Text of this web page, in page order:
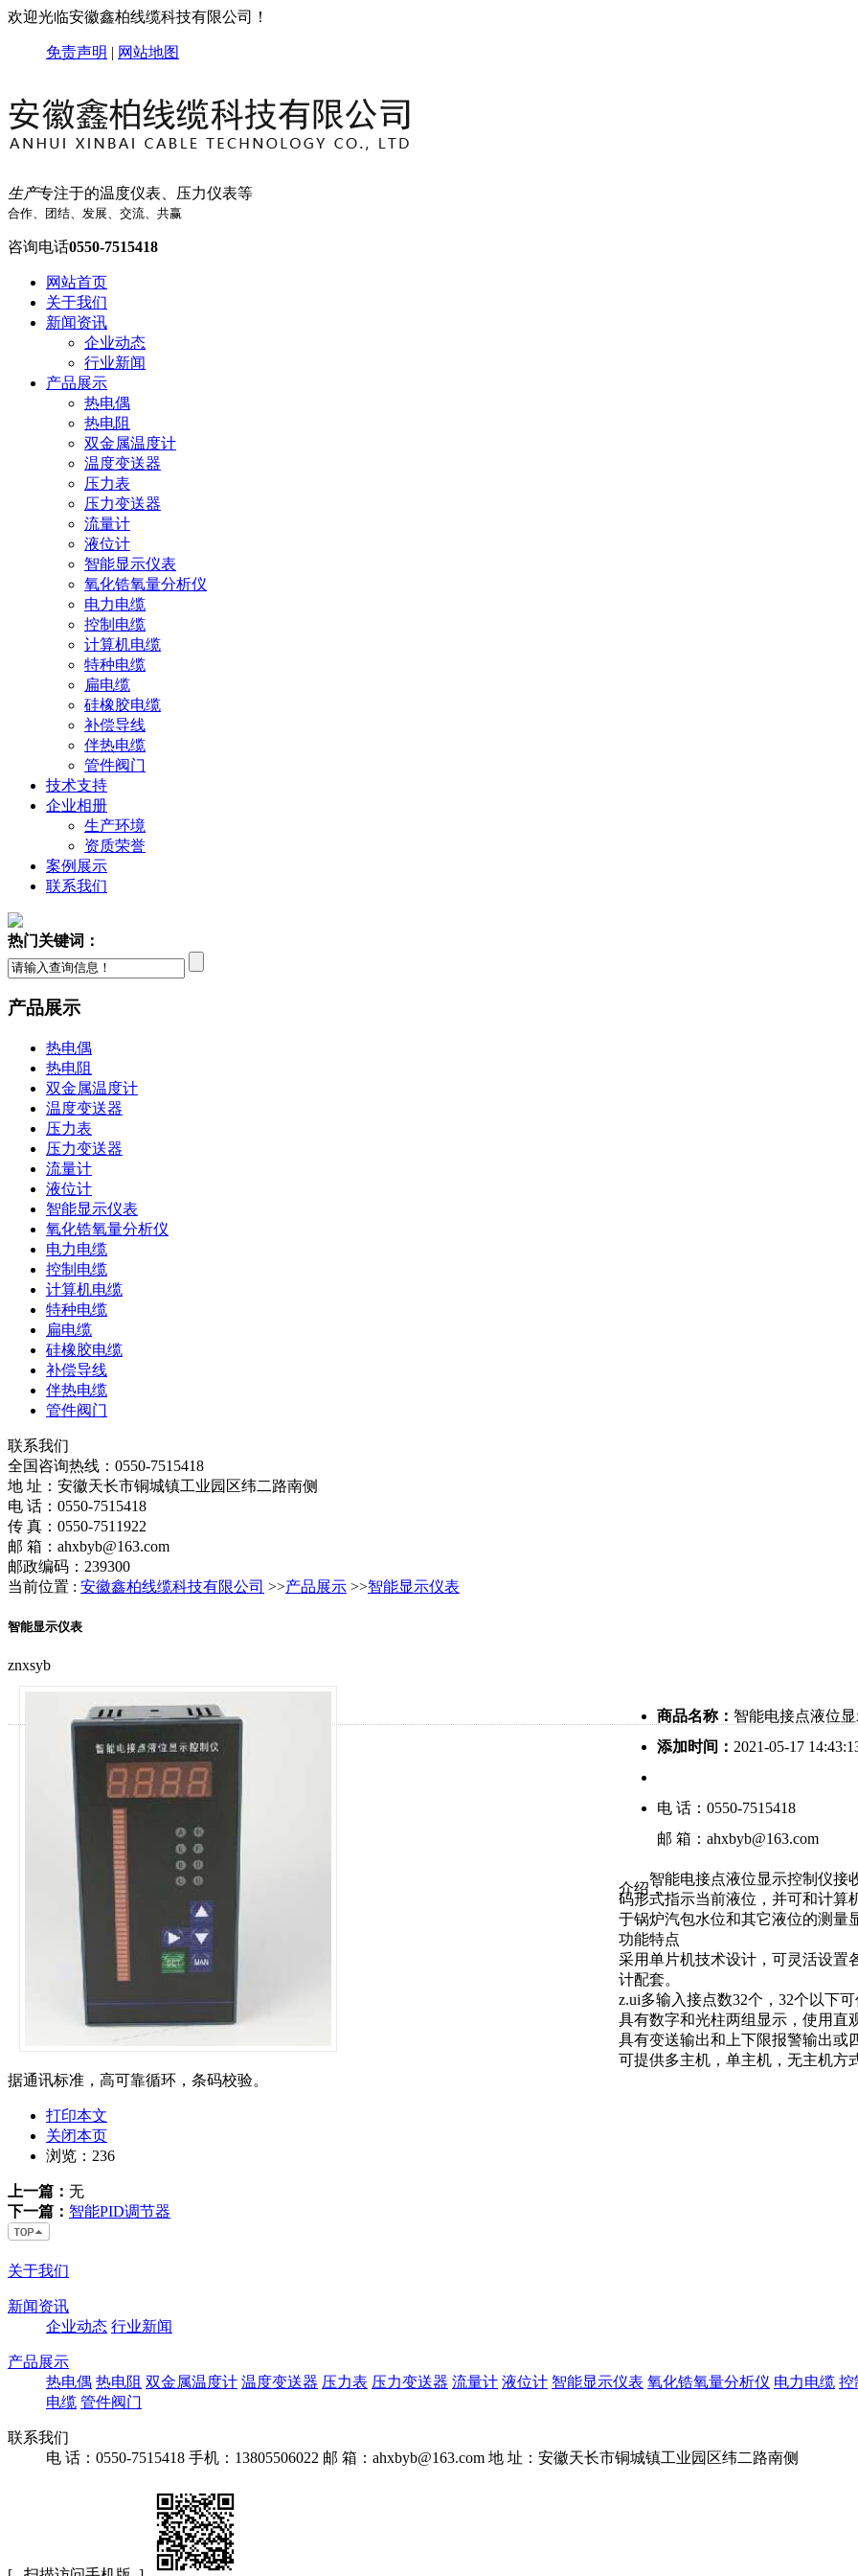
欢迎光临安徽鑫柏线缆科技有限公司！
免责声明 | 网站地图
生产专注于的温度仪表、压力仪表等
合作、团结、发展、交流、共赢
咨询电话0550-7515418
网站首页
关于我们
新闻资讯
企业动态
行业新闻
产品展示
热电偶
热电阻
双金属温度计
温度变送器
压力表
压力变送器
流量计
液位计
智能显示仪表
氧化锆氧量分析仪
电力电缆
控制电缆
计算机电缆
特种电缆
扁电缆
硅橡胶电缆
补偿导线
伴热电缆
管件阀门
技术支持
企业相册
生产环境
资质荣誉
案例展示
联系我们
热门关键词：
产品展示
热电偶
热电阻
双金属温度计
温度变送器
压力表
压力变送器
流量计
液位计
智能显示仪表
氧化锆氧量分析仪
电力电缆
控制电缆
计算机电缆
特种电缆
扁电缆
硅橡胶电缆
补偿导线
伴热电缆
管件阀门
联系我们
全国咨询热线： 0550-7515418
地 址：安徽天长市铜城镇工业园区纬二路南侧
电 话：0550-7515418
传 真：0550-7511922
邮 箱：ahxbyb@163.com
邮政编码：239300
当前位置 : 安徽鑫柏线缆科技有限公司 >>产品展示 >>智能显示仪表
智能显示仪表
znxsyb
商品名称： 智能电接点液位
添加时间： 2021-05-17
电 话：0550-7515418
邮 箱：ahxbyb@163.com
介绍：
智能电接点液位显示控制仪接
码形式指示当前液位，并可和计算
于锅炉汽包水位和其它液位的测量
功能特点
采用单片机技术设计，可灵活设置
计配套。
z.ui多输入接点数32个，32个以下
具有数字和光柱两组显示，使用直
具有变送输出和上下限报警输出或
可提供多主机，单主机，无主机方
据通讯标准，高可靠循环，条码校验。
打印本文
关闭本页
浏览： 236
上一篇： 无
下一篇： 智能PID调节器
关于我们
新闻资讯
企业动态 行业新闻
产品展示
热电偶 热电阻 双金属温度计 温度变送器 压力表 压力变送器 流量计 液位计 智能显示仪表 氧化锆氧量分析仪 电力电缆 控
电缆 管件阀门
联系我们
电 话：0550-7515418 手机：13805506022 邮 箱：ahxbyb@163.com 地 址：安徽天长市铜城镇工业园区纬二路南侧